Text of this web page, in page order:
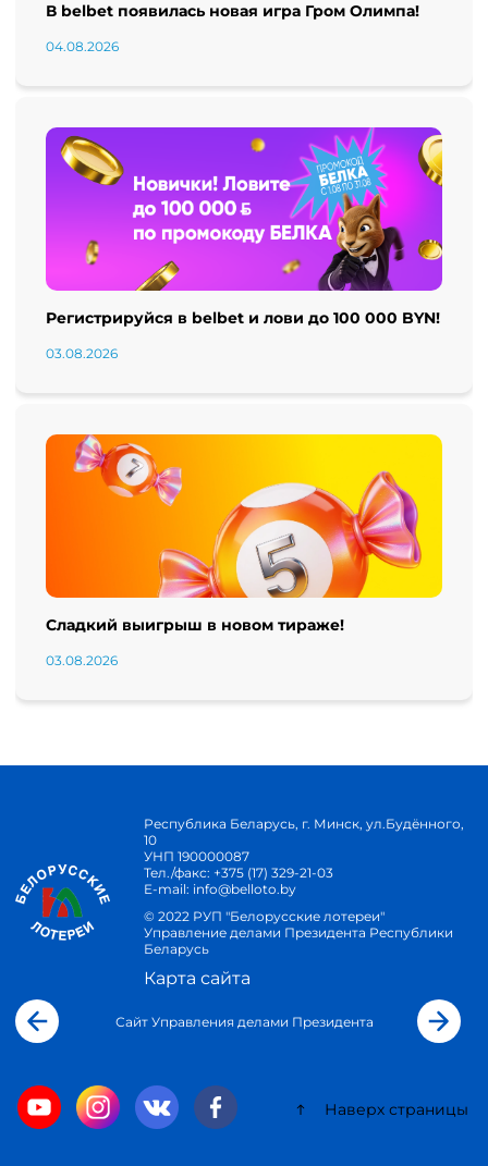
В belbet появилась новая игра Гром Олимпа!
04.08.2026
Регистрируйся в belbet и лови до 100 000 BYN!
03.08.2026
Сладкий выигрыш в новом тираже!
03.08.2026
Республика Беларусь, г. Минск, ул.Будённого,
10
УНП 190000087
Тел./факс: +375 (17) 329-21-03
E-mail: info@belloto.by
© 2022 РУП "Белорусские лотереи"
Управление делами Президента Республики
Беларусь
Карта сайта
Сайт Управления делами Президента
Наверх страницы